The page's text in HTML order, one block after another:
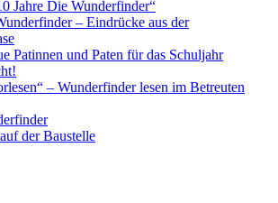
Jahre Die Wunderfinder“
– Eindrücke aus der
Patinnen und Paten für das Schuljahr
– Wunderfinder lesen im Betreuten
der Baustelle